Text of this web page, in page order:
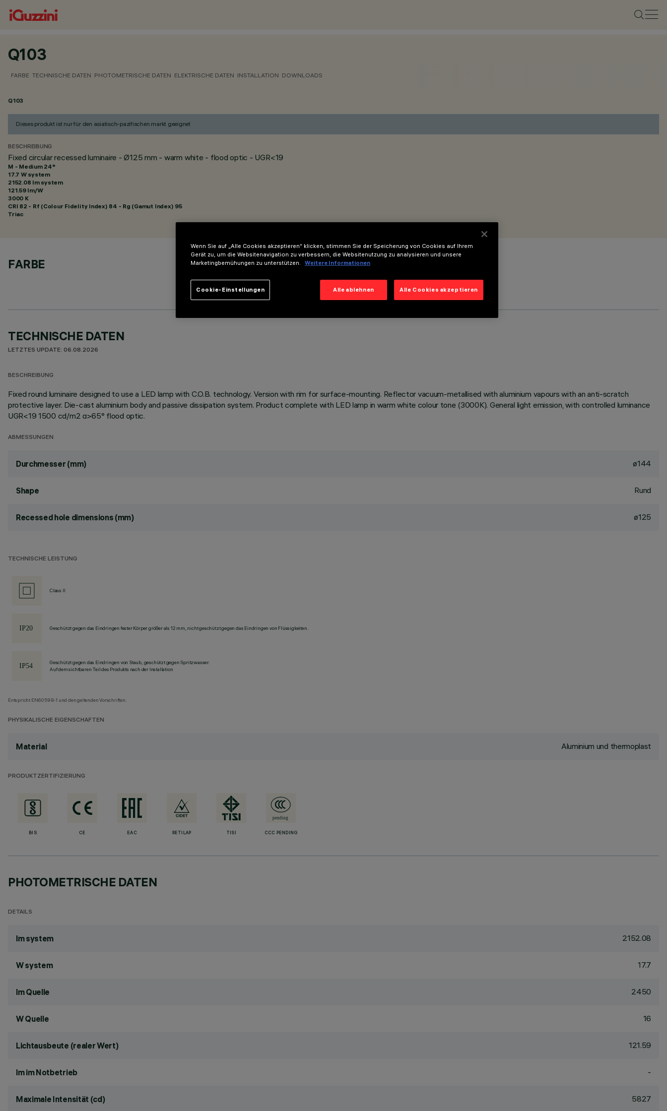
Q103
FARBE TECHNISCHE DATEN PHOTOMETRISCHE DATEN ELEKTRISCHE DATEN INSTALLATION DOWNLOADS
Q103
Dieses produkt ist nur für den asiatisch-pazifischen markt geeignet
BESCHREIBUNG
Fixed circular recessed luminaire - Ø125 mm - warm white - flood optic - UGR<19
M - Medium 24°
17.7 W system
2152.08 lm system
121.59 lm/W
3000 K
CRI 82 - Rf (Colour Fidelity Index) 84 - Rg (Gamut Index) 95
Triac
FARBE
TECHNISCHE DATEN
LETZTES UPDATE: 06.08.2026
BESCHREIBUNG
Fixed round luminaire designed to use a LED lamp with C.O.B. technology. Version with rim for surface-mounting. Reflector vacuum-metallised with aluminium vapours with an anti-scratch
protective layer. Die-cast aluminium body and passive dissipation system. Product complete with LED lamp in warm white colour tone (3000K). General light emission, with controlled luminance
UGR<19 1500 cd/m2 α>65° flood optic.
ABMESSUNGEN
Durchmesser (mm) ø144
Shape Rund
Recessed hole dimensions (mm) ø125
TECHNISCHE LEISTUNG
Class II
Geschützt gegen das Eindringen fester Körper größer als 12 mm, nicht geschützt gegen das Eindringen von Flüssigkeiten.
Geschützt gegen das Eindringen von Staub, geschützt gegen Spritzwasser.
Auf dem sichtbaren Teil des Produkts nach der Installation
Entspricht EN60598-1 und den geltenden Vorschriften.
PHYSIKALISCHE EIGENSCHAFTEN
Material Aluminium und thermoplast
PRODUKTZERTIFIZIERUNG
BIS CE EAC RETILAP TISI CCC PENDING
PHOTOMETRISCHE DATEN
DETAILS
lm system 2152.08
W system 17.7
lm Quelle 2450
W Quelle 16
Lichtausbeute (realer Wert) 121.59
lm im Notbetrieb -
Maximale Intensität (cd) 5827
Wenn Sie auf „Alle Cookies akzeptieren“ klicken, stimmen Sie der Speicherung von Cookies auf Ihrem
Gerät zu, um die Websitenavigation zu verbessern, die Websitenutzung zu analysieren und unsere
Marketingbemühungen zu unterstützen.
Weitere Informationen
Alle ablehnen Alle Cookies akzeptieren
Cookie-Einstellungen